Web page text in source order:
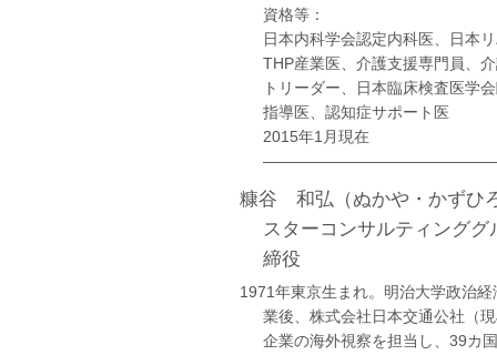
資格等：
日本内科学会認定内科医、日本
THP産業医、介護支援専門員、
トリーダー、日本臨床検査医学
指導医、認知症サポート医
2015年1月現在
糠谷 和弘（ぬかや・かずひ
スターコンサルティンググ
締役
1971年東京生まれ。明治大学政治
業後、株式会社日本交通公社（
企業の海外視察を担当し、39カ